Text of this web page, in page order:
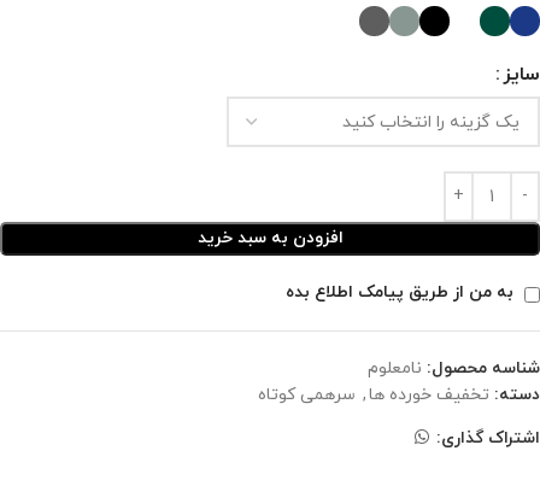
سایز
افزودن به سبد خرید
به من از طریق پیامک اطلاع بده
شناسه محصول: نامعلوم
دسته: تخفیف خورده ها, سرهمی کوتاه
اشتراک گذاری: